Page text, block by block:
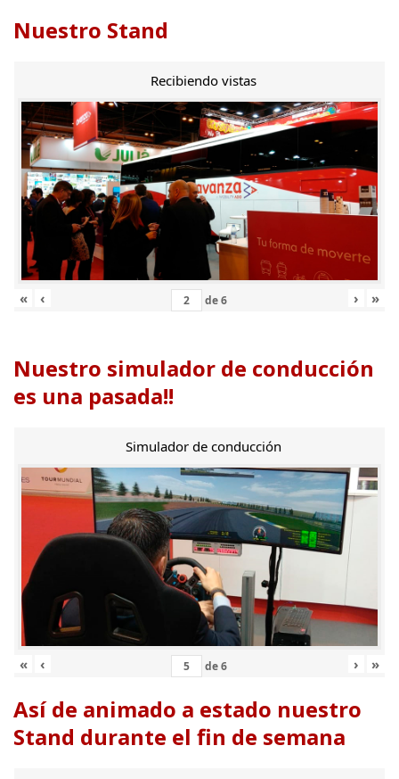
Nuestro Stand
Recibiendo vistas
« ‹ de6 › »
Nuestro simulador de conducción
es una pasada!!
Simulador de conducción
« ‹ de6 › »
Así de animado a estado nuestro
Stand durante el fin de semana